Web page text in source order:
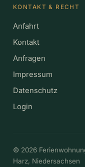
KONTAKT & RECHT
Anfahrt
Kontakt
Anfragen
Impressum
Datenschutz
Login
© 2026
Harz, Niedersachsen